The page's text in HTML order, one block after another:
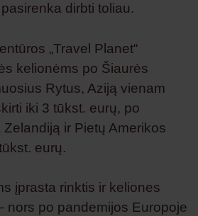
dirbti toliau.
„Travel Planet“
kelionėms po Šiaurės
Rytus, Aziją vienam
iki 3 tūkst. eurų, po
ir Pietų Amerikos
eurų.
įprasta rinktis ir keliones
nors po pandemijos Europoje